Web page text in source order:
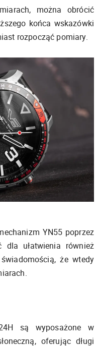
można obrócić
końca wskazówki
rozpocząć pomiary.
YN55 poprzez
dla ułatwienia również
że wtedy
są wyposażone w
oferując długi